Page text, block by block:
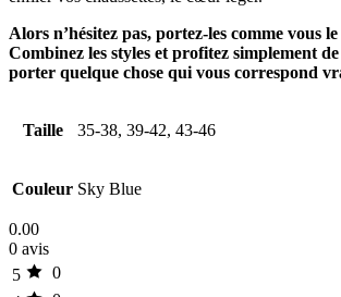
Alors n’hésitez pas, portez-les comme vous
Combinez les styles et profitez simplement
porter quelque chose qui vous correspond
Taille 35-38, 39-42, 43-46
Couleur Sky Blue
0.00
0 avis
5
0